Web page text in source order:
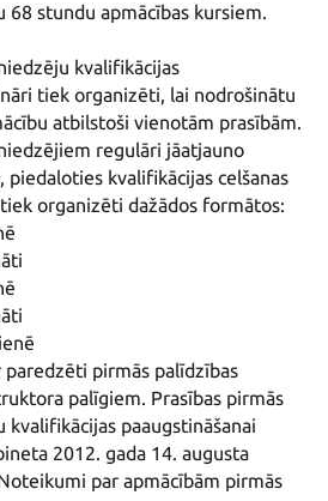
68 stundu apmācības kursiem.
kvalifikācijas
tiek organizēti, lai nodrošinātu
atbilstoši vienotām prasībām.
regulāri jāatjauno
piedaloties kvalifikācijas celšanas
organizēti dažādos formātos:
pirmās palīdzības
palīgiem. Prasības pirmās
kvalifikācijas paaugstināšanai
2012. gada 14. augusta
par apmācībām pirmās